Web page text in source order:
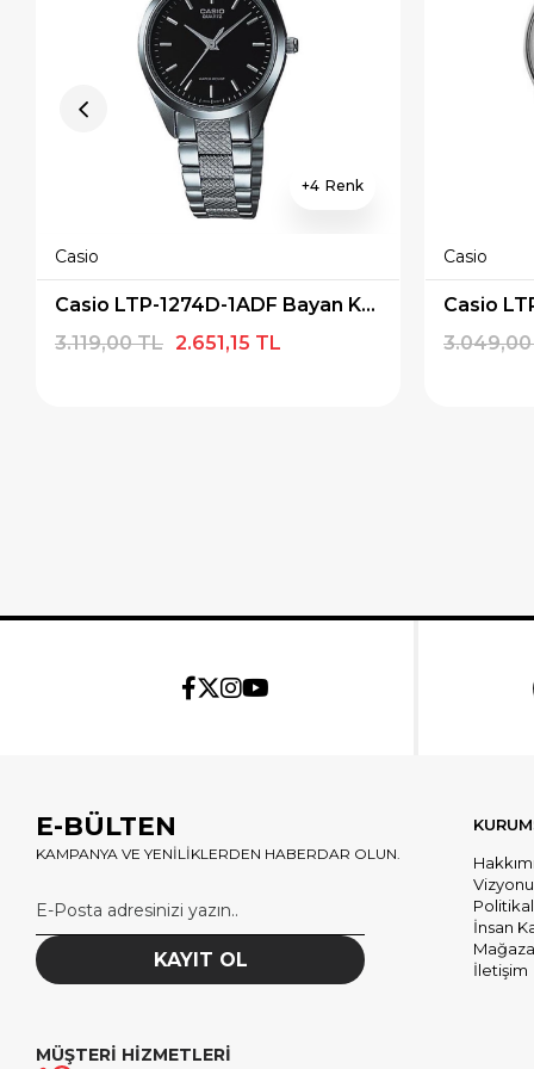
4
Casio
Casio LTP-1274D-1ADF Bayan Kol Saati
2.651,15 TL
3.119,00 TL
Casio
Casio
E-BÜLTEN
KAMPANYA VE YENİLİKLERDEN HABERDAR OLUN.
KAYIT OL
MÜŞTERİ HİZMETLERİ
İnsan
İletişim